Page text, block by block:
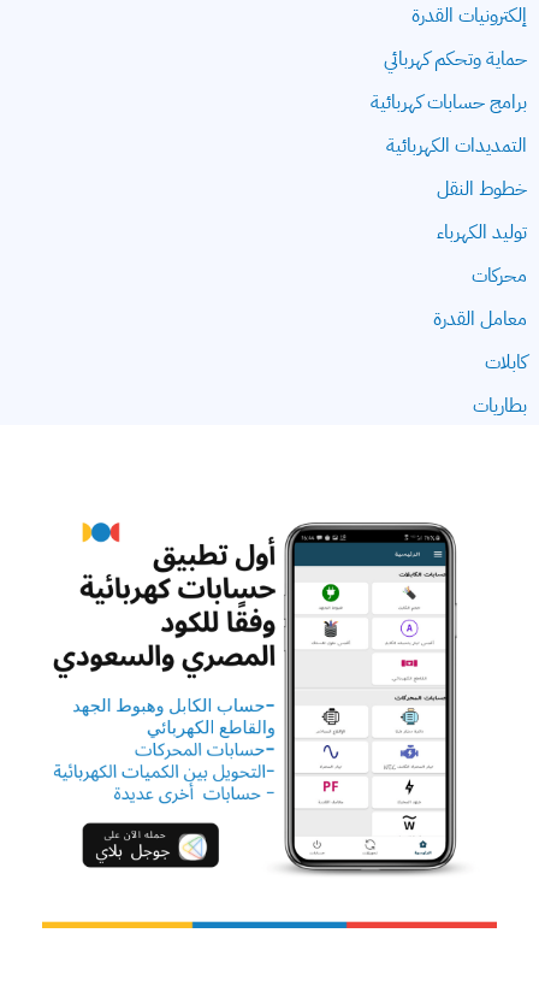
إلكترونيات القدرة
حماية وتحكم كهربائي
برامج حسابات كهربائية
التمديدات الكهربائية
خطوط النقل
توليد الكهرباء
محركات
معامل القدرة
كابلات
بطاريات